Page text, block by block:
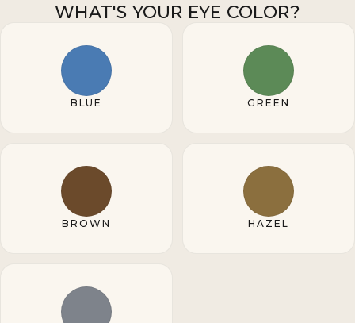
WHAT'S YOUR EYE COLOR?
BLUE GREEN
BROWN HAZEL